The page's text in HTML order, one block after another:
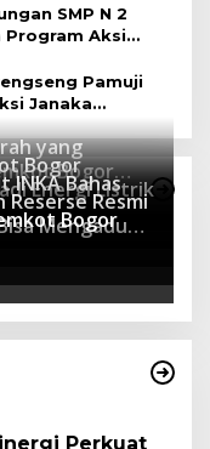
SMP N 2
Aksi
Pamuji
Janaka
yang
Bogor
Bogor
Energi Listrik
INKA Bahas
Reserse Resmi
Mengadu
Bogor
Perkuat